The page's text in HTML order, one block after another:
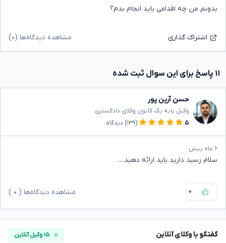
بدونم من چه اقدامی باید انجام بدم؟
اشتراک گذاری مشاهده دیدگاه‌ها (۰)
۱۱ پاسخ برای این سوال ثبت شده
حسن آرین پور
وکیل پایه یک کانون وکلای دادگستری
۵
(۱۳۹) دیدگاه
۶ ماه پیش
سلام رسید دارید باید ارائه دهید....
۰ مشاهده دیدگاه‌ها ( ۰
گفتگو با وکلای آنلاین ۱۵ وکیل آنلاین